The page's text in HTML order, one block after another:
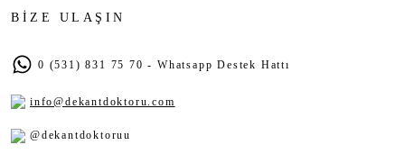
BİZE ULAŞIN
0 (531) 831 75 70 - Whatsapp Destek Hattı
info@dekantdoktoru.com
@dekantdoktoruu